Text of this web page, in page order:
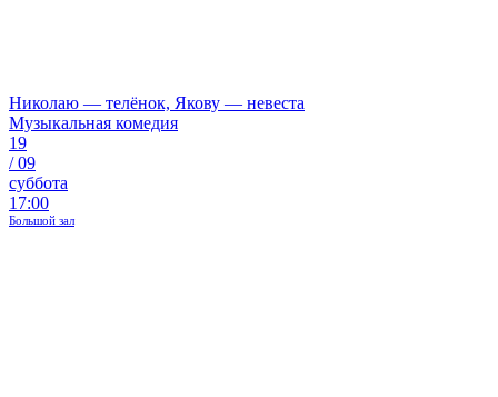
Николаю — телёнок, Якову — невеста
Музыкальная комедия
19
/09
суббота
17:00
Большой зал